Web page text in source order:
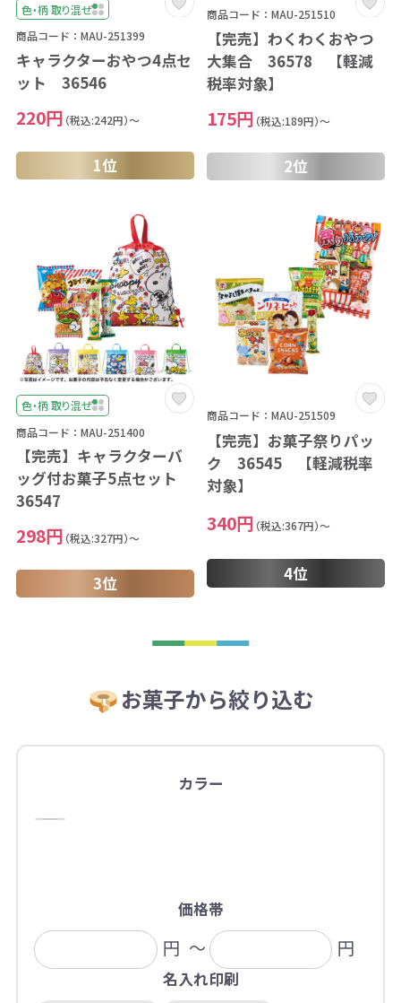
色・柄 取り混ぜ
商品コード：MAU-251399
キャラクターおやつ4点セ
ット 36546
220円 （税込:242円）～
1位
商品コード：MAU-251510
【完売】わくわくおやつ
大集合 36578 【軽減
税率対象】
175円 （税込:189円）～
2位
色・柄 取り混ぜ
商品コード：MAU-251400
【完売】キャラクターバ
ッグ付お菓子5点セット
36547
298円 （税込:327円）～
3位
商品コード：MAU-251509
【完売】お菓子祭りパッ
ク 36545 【軽減税率
対象】
340円 （税込:367円）～
4位
お菓子から絞り込む
カラー
価格帯
円 ～ 円
名入れ印刷